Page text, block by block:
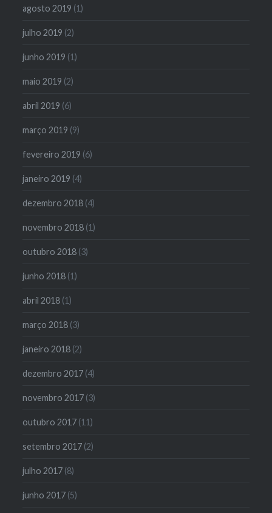
agosto 2019 (1)
julho 2019 (2)
junho 2019 (1)
maio 2019 (2)
abril 2019 (6)
março 2019 (9)
fevereiro 2019 (6)
janeiro 2019 (4)
dezembro 2018 (4)
novembro 2018 (1)
outubro 2018 (3)
junho 2018 (1)
abril 2018 (1)
março 2018 (3)
janeiro 2018 (2)
dezembro 2017 (4)
novembro 2017 (3)
outubro 2017 (11)
setembro 2017 (2)
julho 2017 (8)
junho 2017 (5)